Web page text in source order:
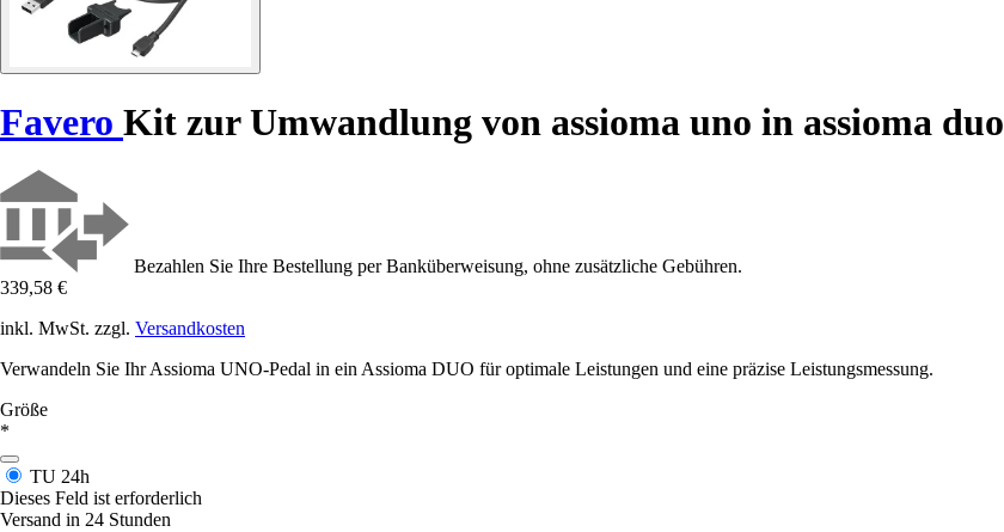
Favero Kit zur Umwandlung von assioma uno in assioma duo
Bezahlen Sie Ihre Bestellung per Banküberweisung, ohne zusätzliche Gebühren.
339,58 €
inkl. MwSt. zzgl. Versandkosten
Verwandeln Sie Ihr Assioma UNO-Pedal in ein Assioma DUO für optimale Leistungen und eine präzise Leistungsmessung.
Größe
*
TU 24h
Dieses Feld ist erforderlich
Versand in 24 Stunden